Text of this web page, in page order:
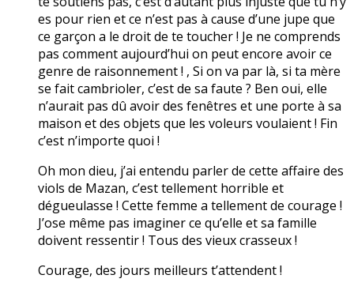
es pour rien et ce n’est pas à cause d’une jupe que
ce garçon a le droit de te toucher ! Je ne comprends
pas comment aujourd’hui on peut encore avoir ce
genre de raisonnement ! , Si on va par là, si ta mère
se fait cambrioler, c’est de sa faute ? Ben oui, elle
n’aurait pas dû avoir des fenêtres et une porte à sa
maison et des objets que les voleurs voulaient ! Fin
c’est n’importe quoi !
Oh mon dieu, j’ai entendu parler de cette affaire des
viols de Mazan, c’est tellement horrible et
dégueulasse ! Cette femme a tellement de courage !
J’ose même pas imaginer ce qu’elle et sa famille
doivent ressentir ! Tous des vieux crasseux !
Courage, des jours meilleurs t’attendent !